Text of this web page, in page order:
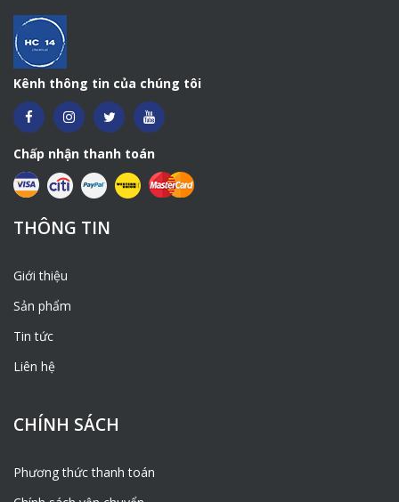
Kênh thông tin của chúng tôi
Chấp nhận thanh toán
THÔNG TIN
Giới thiệu
Sản phẩm
Tin tức
Liên hệ
CHÍNH SÁCH
Phương thức thanh toán